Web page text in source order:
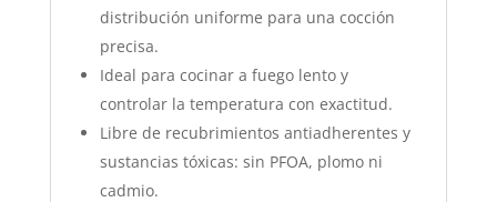
distribución uniforme para una cocción
precisa.
Ideal para cocinar a fuego lento y
controlar la temperatura con exactitud.
Libre de recubrimientos antiadherentes y
sustancias tóxicas: sin PFOA, plomo ni
cadmio.